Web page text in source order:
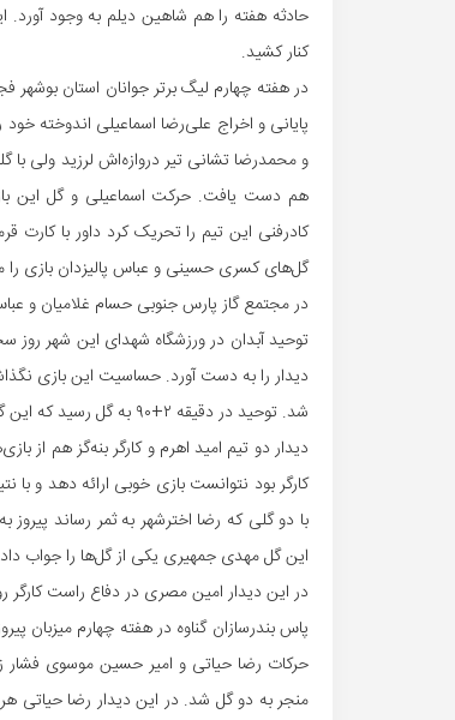
حادثه هفته را هم شاهین دیلم به وجود آورد.
کنار کشید.
در هفته چهارم لیگ برتر جوانان استان
پایانی و اخراج علی‌رضا اسماعیلی اندوخته
و محمدرضا تشانی تیر دروازه‌اش لرزید ولی با
هم دست یافت. حرکت اسماعیلی و گل این
کادرفنی این تیم را تحریک کرد داور با کارت
گل‌های کسری حسینی و عباس پالیزدان بازی را
در مجتمع گاز پارس جنوبی حسام غلامیان و
توحید آبدان در ورزشگاه شهدای این شهر
دیدار را به دست آورد. حساسیت این بازی
شد. توحید در دقیقه ۲+۹۰ به گل رسید که این گل را سید هادی حسینی به ثمر رساند.
دیدار دو تیم امید اهرم و کارگر بنه‌گز هم از
با دو گلی که رضا اخترشهر به ثمر رساند پیروز
این گل مهدی جمهیری یکی از گل‌ها را جواب
در این دیدار امین مصری در دفاع راست
حرکات رضا حیاتی و امیر حسین موسوی فشار
منجر به دو گل شد. در این دیدار رضا حیاتی